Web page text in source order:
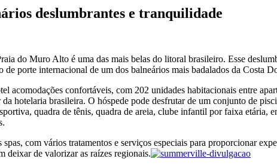
deslumbrantes e tranquilidade
do Muro Alto é uma das mais belas do litoral brasileiro. Esse
porte internacional de um dos balneários mais badalados da Costa
acomodações confortáveis, com 202 unidades habitacionais entre
hotelaria brasileira. O hóspede pode desfrutar de um conjunto de
quadra de tênis, quadra de areia, clube infantil por faixa etária,
com vários tratamentos e serviços especiais para proporcionar
deixar de valorizar as raízes regionais.